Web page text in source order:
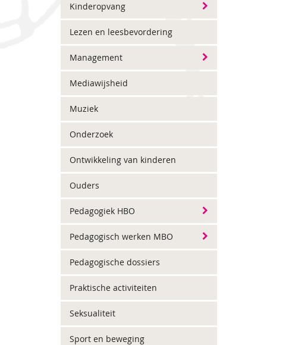
Kinderopvang
Lezen en leesbevordering
Management
Mediawijsheid
Muziek
Onderzoek
Ontwikkeling van kinderen
Ouders
Pedagogiek HBO
Pedagogisch werken MBO
Pedagogische dossiers
Praktische activiteiten
Seksualiteit
Sport en beweging